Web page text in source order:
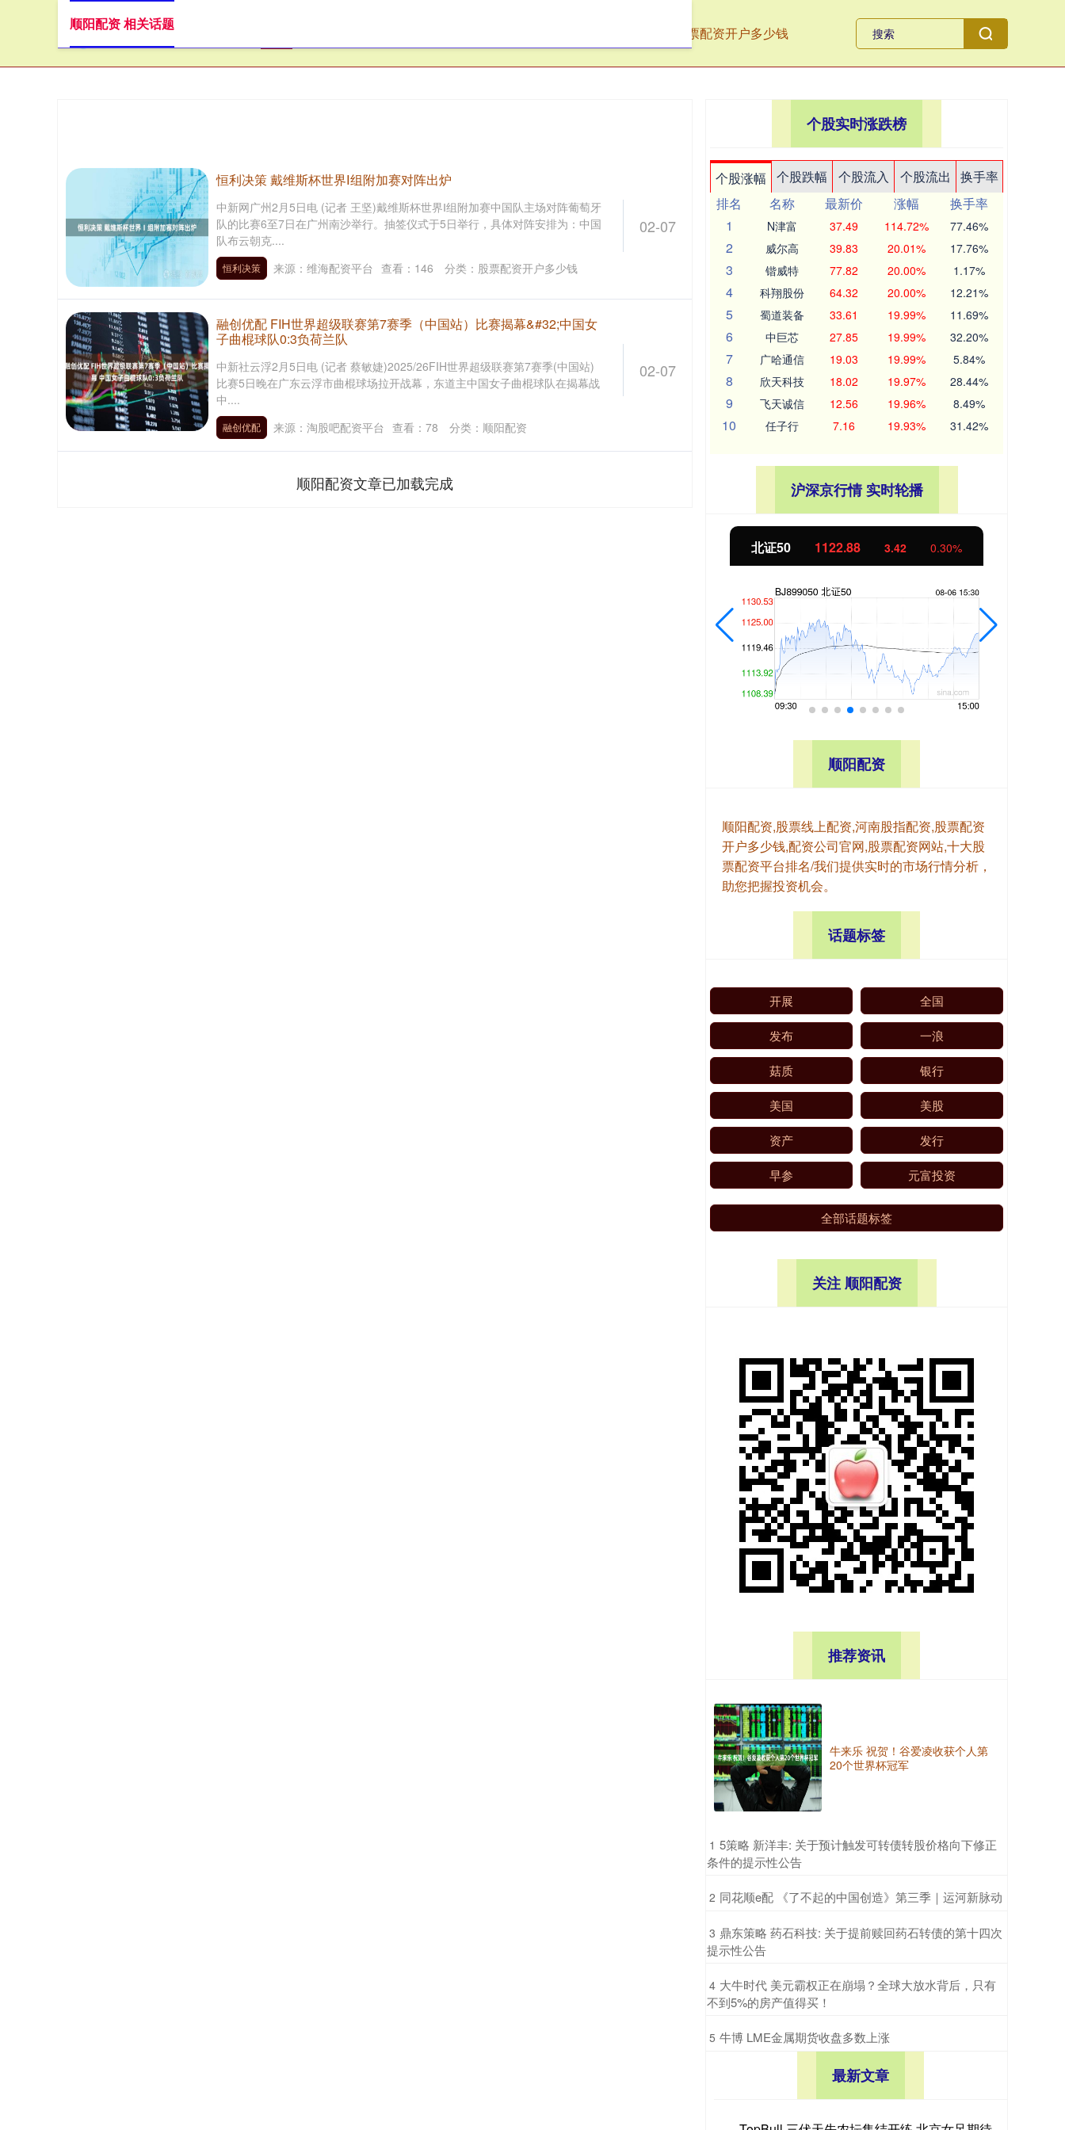
股票配资开户多少钱
顺阳配资 相关话题
02-07
恒利决策 戴维斯杯世界Ⅰ组附加赛对阵出炉
中新网广州2月5日电 (记者 王坚)戴维斯杯世界Ⅰ组附加赛中国队主场对阵葡萄牙
队的比赛6至7日在广州南沙举行。抽签仪式于5日举行，具体对阵安排为：中国
队布云朝克....
恒利决策 来源：维海配资平台 查看： 146 分类： 股票配资开户多少钱
02-07
融创优配 FIH世界超级联赛第7赛季（中国站）比赛揭幕&#32;中国女
子曲棍球队0:3负荷兰队
中新社云浮2月5日电 (记者 蔡敏婕)2025/26FIH世界超级联赛第7赛季(中国站)
比赛5日晚在广东云浮市曲棍球场拉开战幕，东道主中国女子曲棍球队在揭幕战
中....
融创优配 来源：淘股吧配资平台 查看： 78 分类： 顺阳配资
顺阳配资文章已加载完成
个股实时涨跌榜
个股涨幅 个股跌幅 个股流入 个股流出
换手率
排名
名称 最新价 涨幅
换手率
1
N津富 37.49 114.72% 77.46%
2 威尔高 39.83 20.01% 17.76%
3 锴威特 77.82 20.00% 1.17%
4 科翔股份 64.32 20.00% 12.21%
5 蜀道装备 33.61 19.99% 11.69%
6 中巨芯 27.85 19.99% 32.20%
7 广哈通信 19.03 19.99% 5.84%
8 欣天科技 18.02 19.97% 28.44%
9 飞天诚信 12.56 19.96% 8.49%
10 任子行 7.16 19.93% 31.42%
沪深京行情 实时轮播
北证50 1122.88 3.42 0.30%
顺阳配资
顺阳配资,股票线上配资,河南股指配资,股票配资
开户多少钱,配资公司官网,股票配资网站,十大股
票配资平台排名/我们提供实时的市场行情分析，
助您把握投资机会。
话题标签
开展 全国
发布 一浪
菇质 银行
美国 美股
资产 发行
早参 元富投资
全部话题标签
关注 顺阳配资
推荐资讯
牛来乐 祝贺！谷爱凌收获个人第
20个世界杯冠军
1 ​5策略 新洋丰: 关于预计触发可转债转股价格向下修正
条件的提示性公告
2 ​同花顺e配 《了不起的中国创造》第三季｜运河新脉动
3 ​鼎东策略 药石科技: 关于提前赎回药石转债的第十四次
提示性公告
4 ​大牛时代 美元霸权正在崩塌？全球大放水背后，只有
不到5%的房产值得买！
5 ​牛博 LME金属期货收盘多数上涨
最新文章